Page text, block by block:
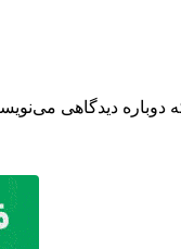
دوباره دیدگاهی